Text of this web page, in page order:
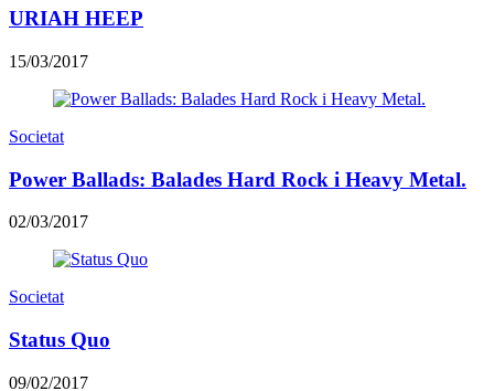
URIAH HEEP
15/03/2017
Societat
Power Ballads: Balades Hard Rock i Heavy Metal.
02/03/2017
Societat
Status Quo
09/02/2017